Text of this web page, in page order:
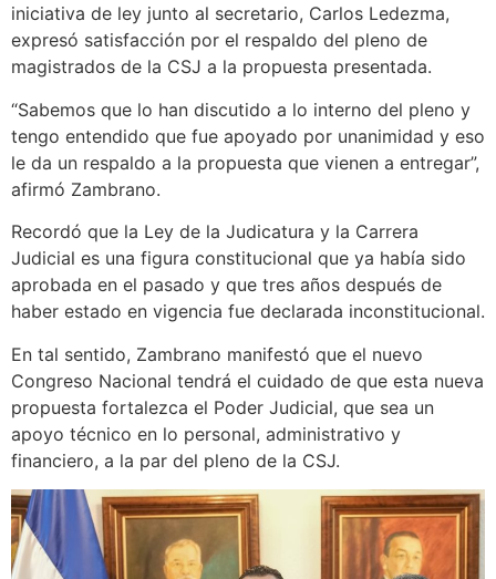
iniciativa de ley junto al secretario, Carlos Ledezma,
expresó satisfacción por el respaldo del pleno de
magistrados de la CSJ a la propuesta presentada.
“Sabemos que lo han discutido a lo interno del pleno y
tengo entendido que fue apoyado por unanimidad y eso
le da un respaldo a la propuesta que vienen a entregar”,
afirmó Zambrano.
Recordó que la Ley de la Judicatura y la Carrera
Judicial es una figura constitucional que ya había sido
aprobada en el pasado y que tres años después de
haber estado en vigencia fue declarada inconstitucional.
En tal sentido, Zambrano manifestó que el nuevo
Congreso Nacional tendrá el cuidado de que esta nueva
propuesta fortalezca el Poder Judicial, que sea un
apoyo técnico en lo personal, administrativo y
financiero, a la par del pleno de la CSJ.